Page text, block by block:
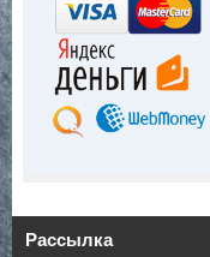
Рассылка